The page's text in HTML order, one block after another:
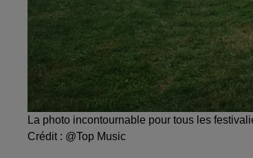
La photo incontournable pour tous les
Crédit : @Top Music